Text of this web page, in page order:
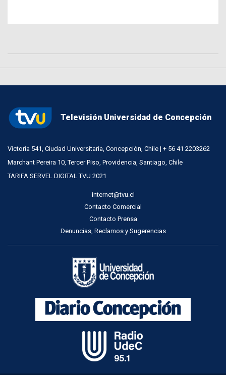
Televisión Universidad de Concepción
Victoria 541, Ciudad Universitaria, Concepción, Chile | + 56 41 2203262
Marchant Pereira 10, Tercer Piso, Providencia, Santiago, Chile
TARIFA SERVEL DIGITAL TVU 2021
internet@tvu.cl
Contacto Comercial
Contacto Prensa
Denuncias, Reclamos y Sugerencias